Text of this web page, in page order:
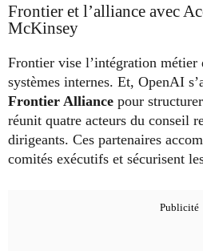
Frontier et l’alliance avec
McKinsey
Frontier vise l’intégration métier
systèmes internes. Et, OpenAI
Frontier Alliance pour
réunit quatre acteurs du conseil
dirigeants. Ces partenaires
comités exécutifs et sécurisent